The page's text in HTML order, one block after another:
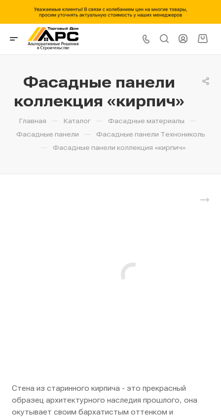
Фасадные панели
коллекция «кирпич»
Главная — Каталог — Фасадные материалы —
Фасадные панели — Фасадные панели Технониколь
— Фасадные панели коллекция «кирпич»
Стена из старинного кирпича - это прекрасный
образец архитектурного наследия прошлого, она
окутывает своим бархатистым оттенком и